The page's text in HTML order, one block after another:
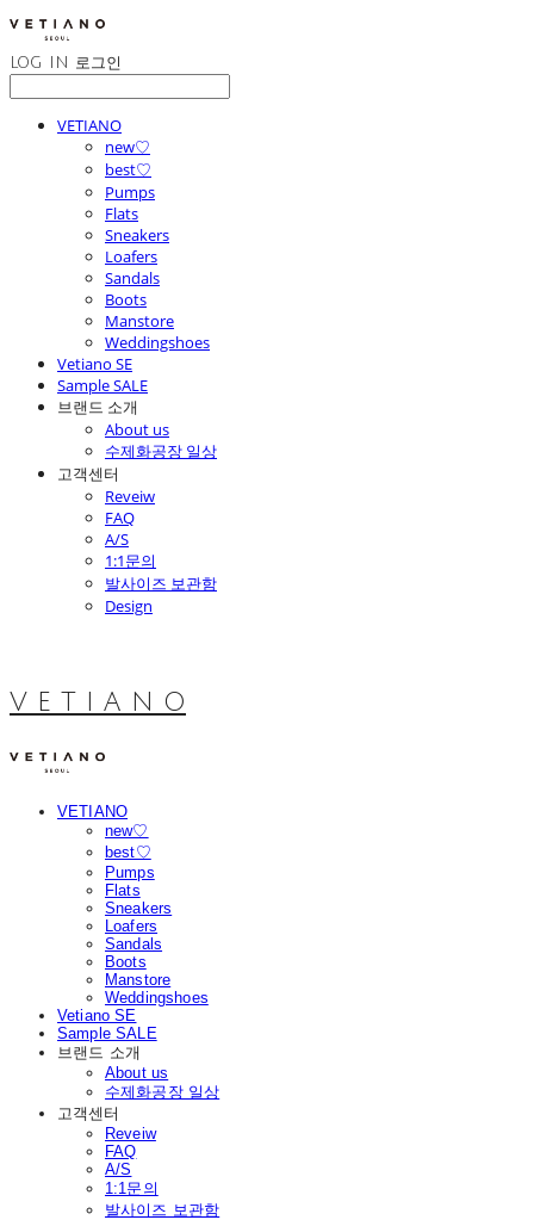
LOG IN 로그인
VETIANO
new♡
best♡
Pumps
Flats
Sneakers
Loafers
Sandals
Boots
Manstore
Weddingshoes
Vetiano SE
Sample SALE
브랜드 소개
About us
수제화공장 일상
고객센터
Reveiw
FAQ
A/S
1:1문의
발사이즈 보관함
Design
V E T I A N O
VETIANO
new♡
best♡
Pumps
Flats
Sneakers
Loafers
Sandals
Boots
Manstore
Weddingshoes
Vetiano SE
Sample SALE
브랜드 소개
About us
수제화공장 일상
고객센터
Reveiw
FAQ
A/S
1:1문의
발사이즈 보관함